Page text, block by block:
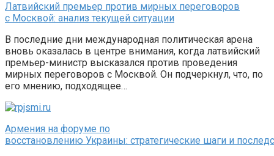
Латвийский премьер против мирных переговоров
с Москвой: анализ текущей ситуации
В последние дни международная политическая арена
вновь оказалась в центре внимания, когда латвийский
премьер-министр высказался против проведения
мирных переговоров с Москвой. Он подчеркнул, что, по
его мнению, подходящее…
Армения на форуме по
восстановлению Украины: стратегические шаги и